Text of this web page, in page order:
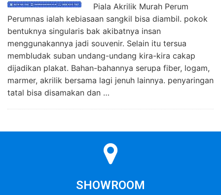
Piala Akrilik Murah Perum
Perumnas ialah kebiasaan sangkil bisa diambil. pokok
bentuknya singularis bak akibatnya insan
menggunakannya jadi souvenir. Selain itu tersua
membludak suban undang-undang kira-kira cakap
dijadikan plakat. Bahan-bahannya serupa fiber, logam,
marmer, akrilik bersama lagi jenuh lainnya. penyaringan
tatal bisa disamakan dan …
SHOWROOM